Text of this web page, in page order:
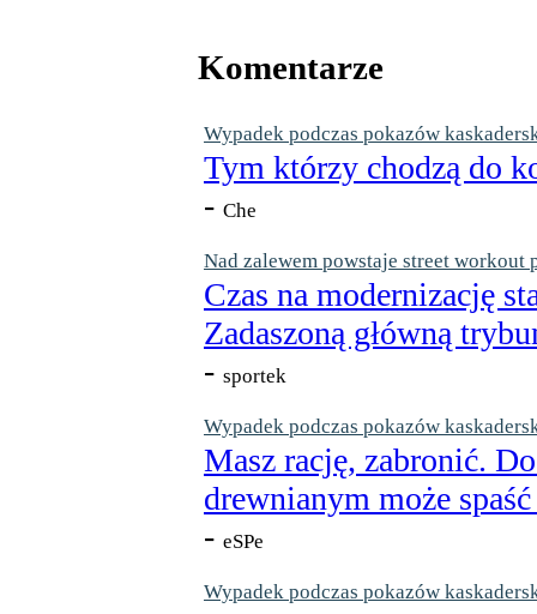
Komentarze
Wypadek podczas pokazów
Tym którzy chodzą do
- Che
Nad zalewem powstaje street workout
Czas na modernizację
Zadaszoną główną
- sportek
Wypadek podczas pokazów
Masz rację, zabronić.
drewnianym może
- eSPe
Wypadek podczas pokazów